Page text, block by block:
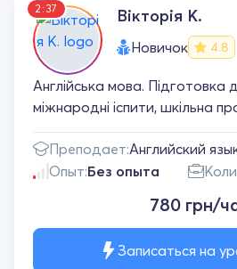
2:37 Вікторія К.
Новичок 4.8
Англійська мова.
міжнародні іспити, шкільна
Преподает:Английский
Опыт:Без опыта
780 грн/
Записаться на